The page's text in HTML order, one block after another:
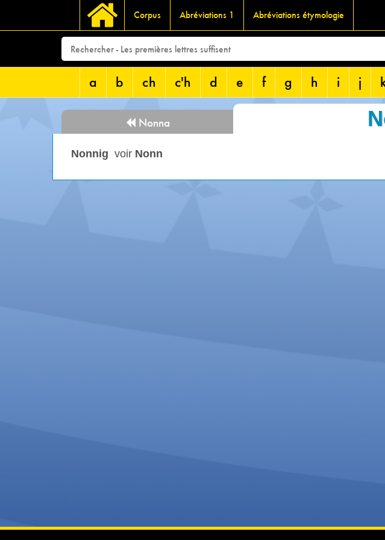
Corpus Abréviations 1 Abréviations étymologie
a b ch c'h d e f g h i j
Nonna
Nonnig voir Nonn